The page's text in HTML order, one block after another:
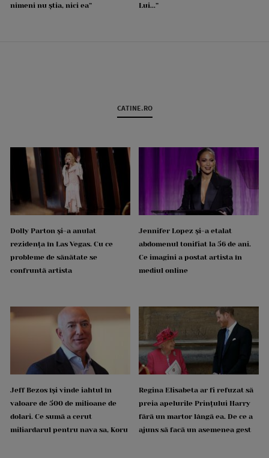
nimeni nu știa, nici ea”
Lui...”
CATINE.RO
Dolly Parton și-a anulat
rezidența în Las Vegas. Cu ce
probleme de sănătate se
confruntă artista
Jennifer Lopez și-a etalat
abdomenul tonifiat la 56 de ani.
Ce imagini a postat artista în
mediul online
Jeff Bezos își vinde iahtul în
valoare de 500 de milioane de
dolari. Ce sumă a cerut
miliardarul pentru nava sa, Koru
Regina Elisabeta ar fi refuzat să
preia apelurile Prințului Harry
fără un martor lângă ea. De ce a
ajuns să facă un asemenea gest